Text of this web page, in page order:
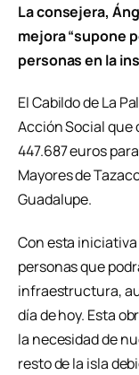
La consejera,
mejora “supone
personas en la
El Cabildo de La
Acción Social que
447.687 euros
Mayores de
Guadalupe.
Con esta iniciativa
personas que
infraestructura,
día de hoy. Esta
la necesidad de
resto de la isla